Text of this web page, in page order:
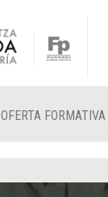
OFERTA FORMATIVA